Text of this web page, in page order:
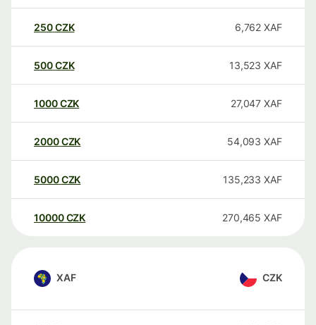
250CZK 6,762 XAF
500CZK 13,523 XAF
1000CZK 27,047 XAF
2000CZK 54,093 XAF
5000CZK 135,233 XAF
10000 CZK 270,465 XAF
XAF CZK